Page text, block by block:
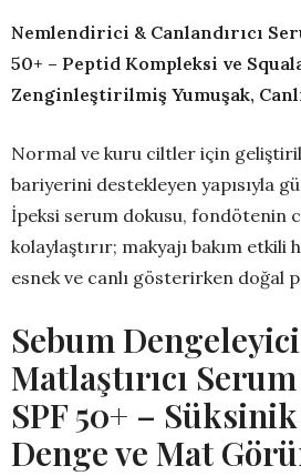
Nemlendirici & Canlandırıcı
50+ – Peptid Kompleksi ve
Zenginleştirilmiş Yumuşak,
Normal ve kuru ciltler için
bariyerini destekleyen yapısıyla
İpeksi serum dokusu, fondötenin
kolaylaştırır; makyajı bakım
esnek ve canlı gösterirken doğal
Sebum
Matlaştırıcı
SPF 50+ –
Denge ve Mat